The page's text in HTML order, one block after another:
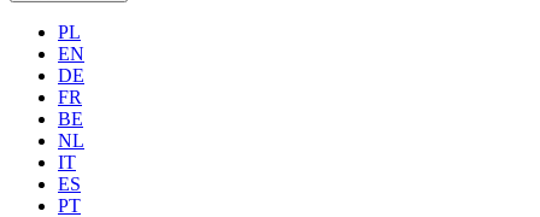
PL
EN
DE
FR
BE
NL
IT
ES
PT